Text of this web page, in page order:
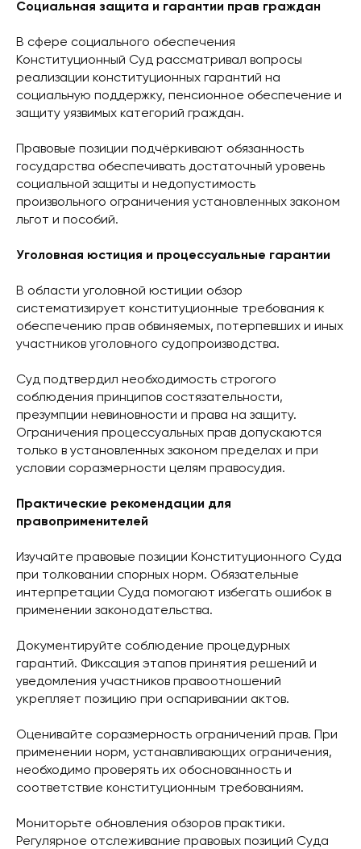
Социальная защита и гарантии прав граждан
В сфере социального обеспечения
Конституционный Суд рассматривал вопросы
реализации конституционных гарантий на
социальную поддержку, пенсионное обеспечение и
защиту уязвимых категорий граждан.
Правовые позиции подчёркивают обязанность
государства обеспечивать достаточный уровень
социальной защиты и недопустимость
произвольного ограничения установленных законом
льгот и пособий.
Уголовная юстиция и процессуальные гарантии
В области уголовной юстиции обзор
систематизирует конституционные требования к
обеспечению прав обвиняемых, потерпевших и иных
участников уголовного судопроизводства.
Суд подтвердил необходимость строгого
соблюдения принципов состязательности,
презумпции невиновности и права на защиту.
Ограничения процессуальных прав допускаются
только в установленных законом пределах и при
условии соразмерности целям правосудия.
Практические рекомендации для
правоприменителей
Изучайте правовые позиции Конституционного Суда
при толковании спорных норм. Обязательные
интерпретации Суда помогают избегать ошибок в
применении законодательства.
Документируйте соблюдение процедурных
гарантий. Фиксация этапов принятия решений и
уведомления участников правоотношений
укрепляет позицию при оспаривании актов.
Оценивайте соразмерность ограничений прав. При
применении норм, устанавливающих ограничения,
необходимо проверять их обоснованность и
соответствие конституционным требованиям.
Мониторьте обновления обзоров практики.
Регулярное отслеживание правовых позиций Суда